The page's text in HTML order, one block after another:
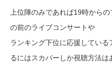
上位陣のみであれば19時から
の前のライブコンサートや
ランキング下位に応援してい
るにはスカパーしか視聴方法は